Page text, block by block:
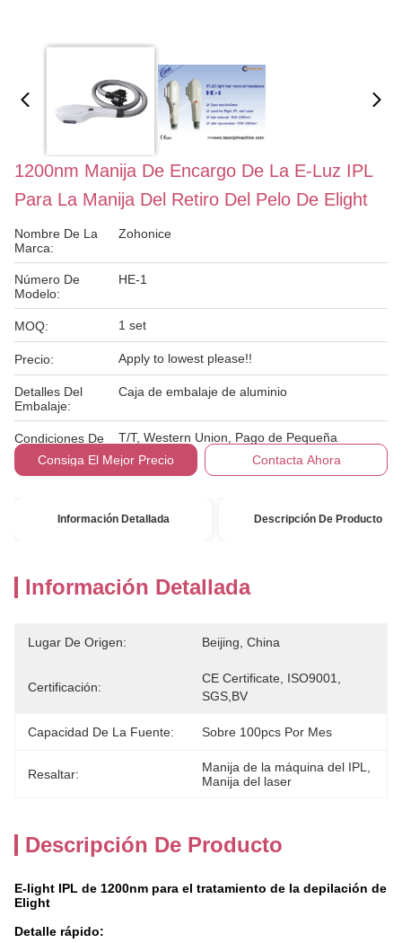
1200nm Manija De Encargo De La E-Luz IPL
Para La Manija Del Retiro Del Pelo De Elight
Nombre De La
Marca:
Zohonice
Número De
Modelo:
HE-1
MOQ: 1 set
Precio: Apply to lowest please!!
Detalles Del
Embalaje:
Caja de embalaje de aluminio
Condiciones De
Pago:
T/T, Western Union, Pago de Pequeña
Consiga El Mejor Precio Contacta Ahora
Información Detallada Descripción De Producto
Información Detallada
Lugar De Origen: Beijing, China
Certificación:
CE Certificate, ISO9001,
SGS,BV
Capacidad De La Fuente: Sobre 100pcs Por Mes
Resaltar: Manija de la máquina del IPL
Manija del laser
Descripción De Producto
E-light IPL de 1200nm para el tratamiento de la depilación de
Elight
Detalle rápido: